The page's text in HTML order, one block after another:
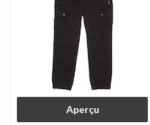
Aperçu